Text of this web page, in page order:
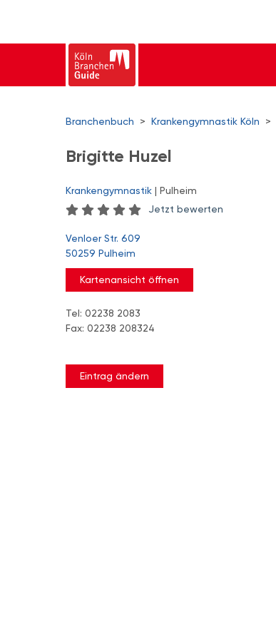
Branchenbuch > Krankengymnastik Köln >
Brigitte Huzel
Krankengymnastik | Pulheim
Jetzt bewerten
Venloer Str. 609
50259 Pulheim
Kartenansicht öffnen
Tel: 02238 2083
Fax: 02238 208324
Eintrag ändern